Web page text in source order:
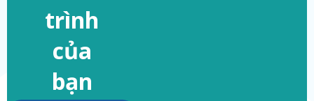
trình
của
bạn